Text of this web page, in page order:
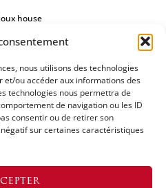
nous utilisons des technologies
et/ou accéder aux informations des
technologies nous permettra de
de navigation ou les ID
consentir ou de retirer son
sur certaines caractéristiques
house
US
A QUOTATION